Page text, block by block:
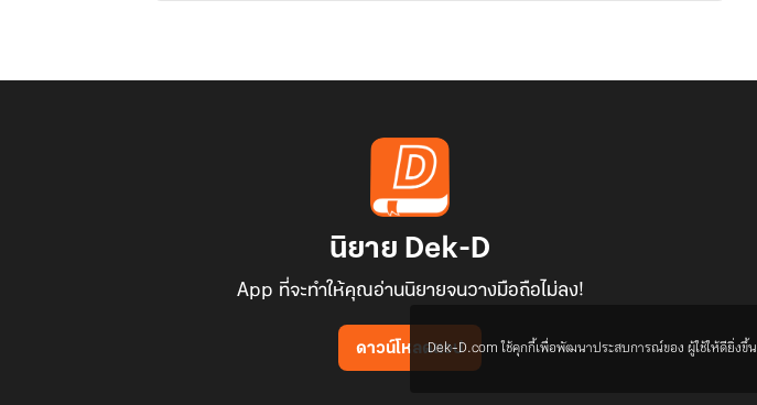
นิยาย Dek-D
App ที่จะทำให้คุณอ่านนิยายจนวางมือถือไม่ลง!
ดาวน์โหลดแอปDek-D.com ใช้คุกกี้เพื่อพัฒนาประสบการณ์ของ ผู้ใช้ให้ดียิ่งขึ้น